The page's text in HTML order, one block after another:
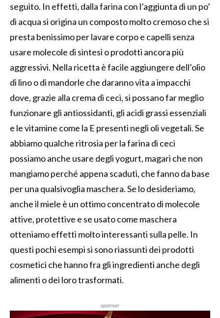
seguito. In effetti, dalla farina con l’aggiunta di un po’
di acqua si origina un composto molto cremoso che si
presta benissimo per lavare corpo e capelli senza
usare molecole di sintesi o prodotti ancora più
aggressivi. Nella ricetta è facile aggiungere dell’olio
di lino o di mandorle che daranno vita a impacchi
dove, grazie alla crema di ceci, si possano far meglio
funzionare gli antiossidanti, gli acidi grassi essenziali
e le vitamine come la E presenti negli oli vegetali. Se
abbiamo qualche ritrosia per la farina di ceci
possiamo anche usare degli yogurt, magari che non
mangiamo perché appena scaduti, che fanno da base
per una qualsivoglia maschera. Se lo desideriamo,
anche il miele è un ottimo concentrato di molecole
attive, protettive e se usato come maschera
otteniamo effetti molto interessanti sulla pelle. In
questi pochi esempi si sono riassunti dei prodotti
cosmetici che hanno fra gli ingredienti anche degli
alimenti o dei loro trasformati.
sponsor